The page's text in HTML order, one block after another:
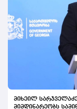
მიხეილ
მიმდინარეობს